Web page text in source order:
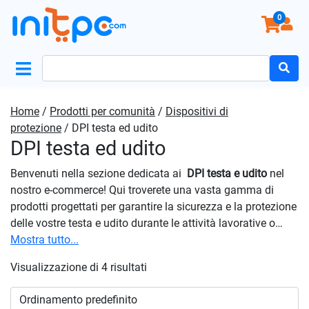
0
Home / Prodotti per comunità / Dispositivi di
protezione / DPI testa ed udito
DPI testa ed udito
Benvenuti nella sezione dedicata ai DPI testa e udito nel
nostro e-commerce! Qui troverete una vasta gamma di
prodotti progettati per garantire la sicurezza e la protezione
delle vostre testa e udito durante le attività lavorative o
ricreative. Offriamo una selezione completa di DPI
l’esecuzione delle vostre attività. Le nostre cuffie e tappi
offrono un’attenuazione del rumore efficace, consentendovi
di lavorare o godervi il vostro tempo libero in modo sicuro e
Mostra tutto...
Visualizzazione di 4 risultati